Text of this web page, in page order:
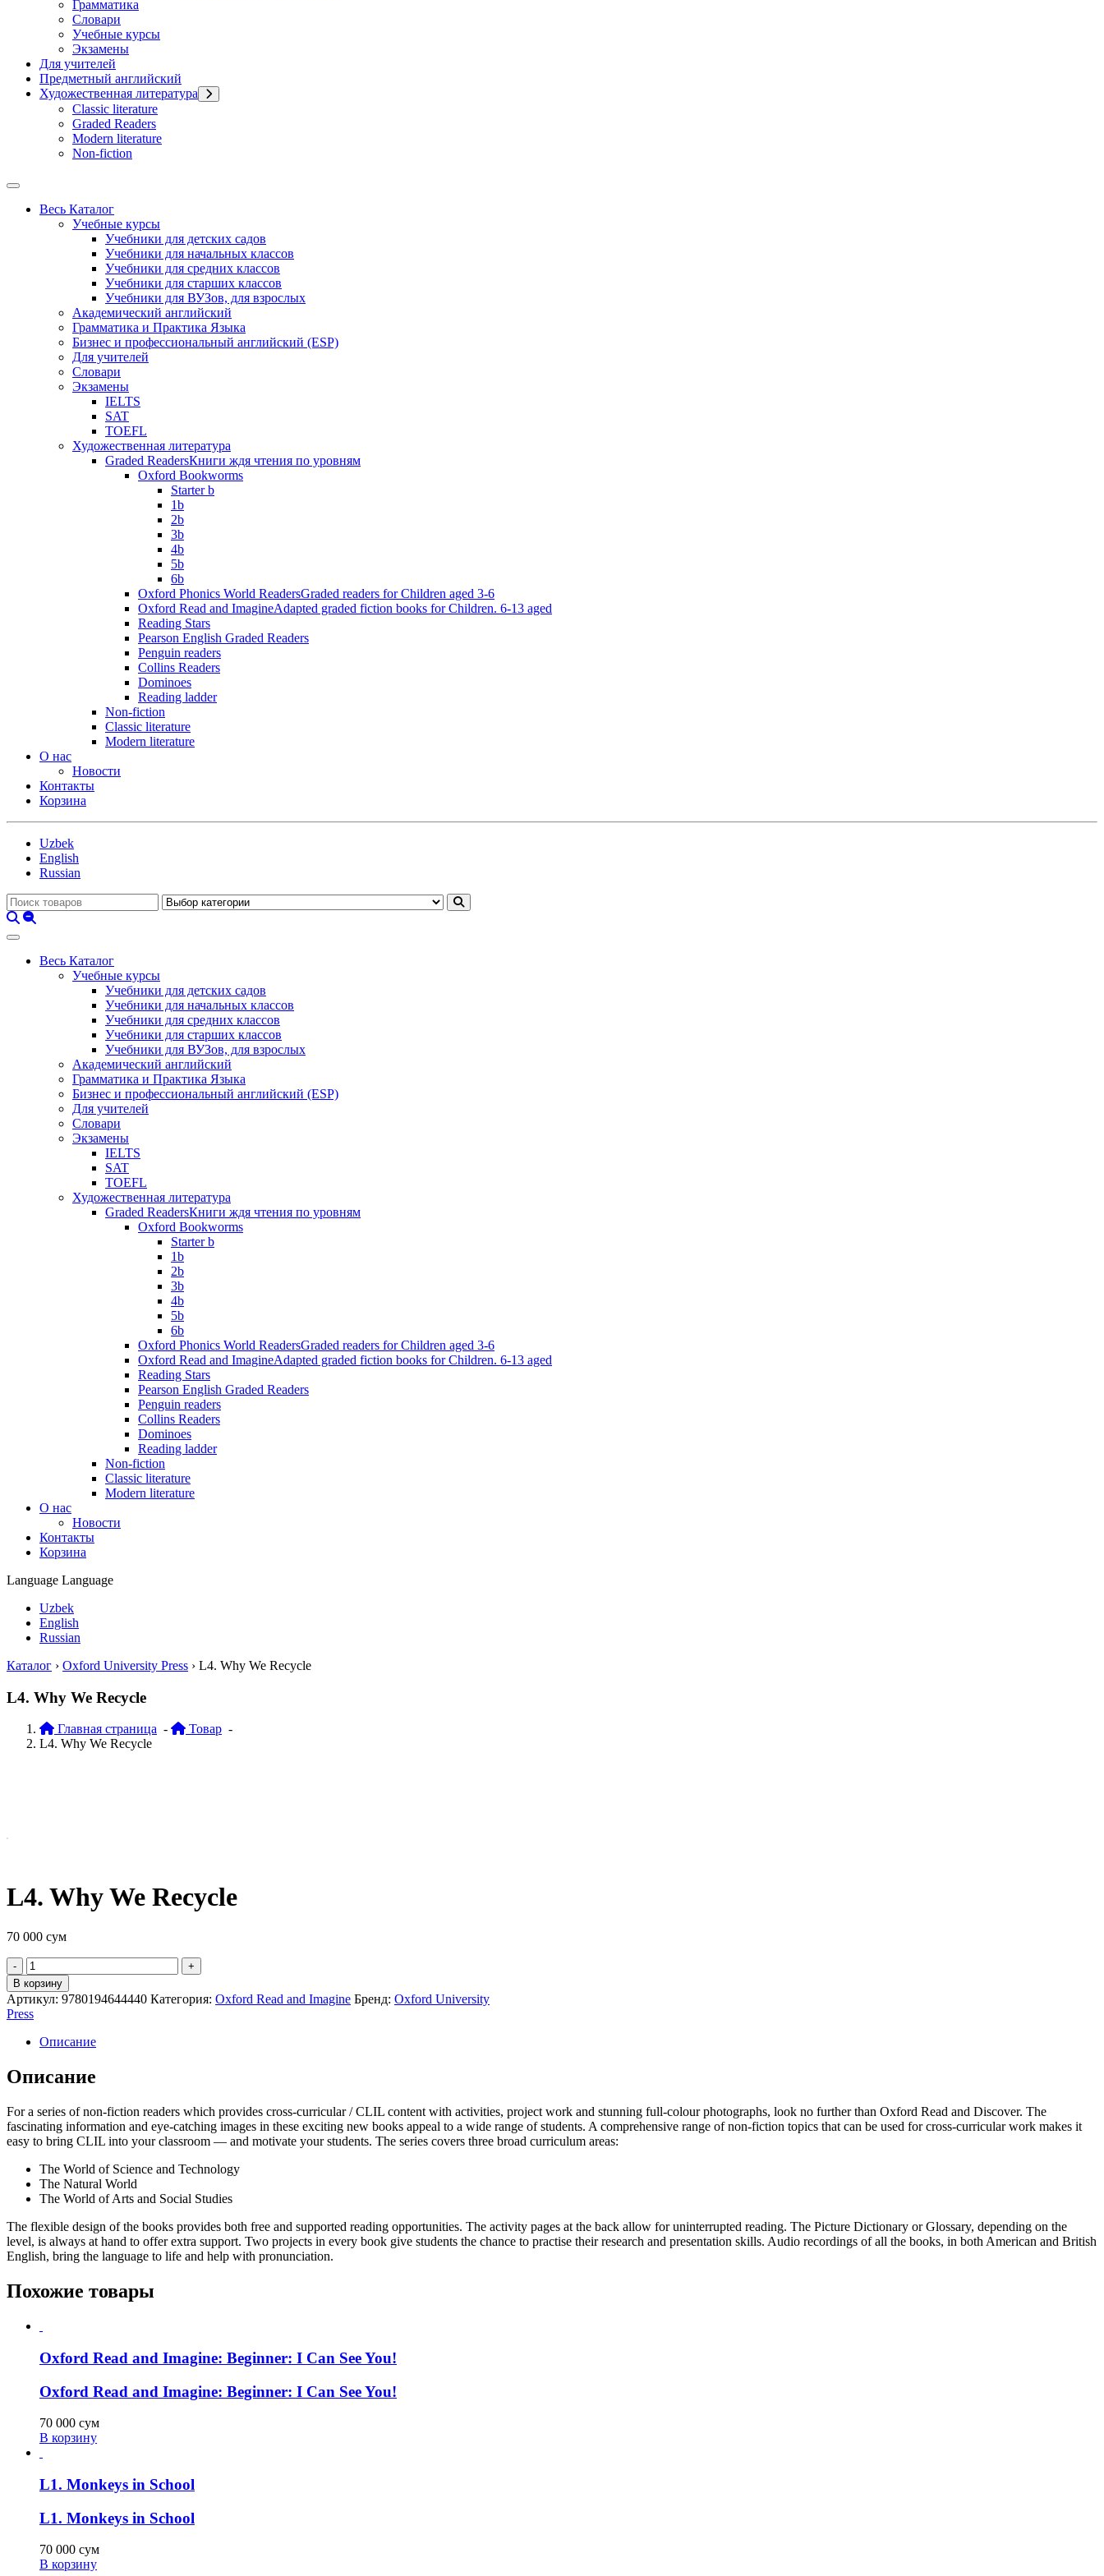
Грамматика
Словари
Учебные курсы
Экзамены
Для учителей
Предметный английский
Художественная литература
Classic literature
Graded Readers
Modern literature
Non-fiction
Весь Каталог
Учебные курсы
Учебники для детских садов
Учебники для начальных классов
Учебники для средних классов
Учебники для старших классов
Учебники для ВУЗов, для взрослых
Академический английский
Грамматика и Практика Языка
Бизнес и профессиональный английский (ESP)
Для учителей
Словари
Экзамены
IELTS
SAT
TOEFL
Художественная литература
Graded ReadersКниги ждя чтения по уровням
Oxford Bookworms
Starter b
1b
2b
3b
4b
5b
6b
Oxford Phonics World ReadersGraded readers for Children aged 3-6
Oxford Read and ImagineAdapted graded fiction books for Children. 6-13 aged
Reading Stars
Pearson English Graded Readers
Penguin readers
Collins Readers
Dominoes
Reading ladder
Non-fiction
Classic literature
Modern literature
О нас
Новости
Контакты
Корзина
Uzbek
English
Russian
Весь Каталог
Учебные курсы
Учебники для детских садов
Учебники для начальных классов
Учебники для средних классов
Учебники для старших классов
Учебники для ВУЗов, для взрослых
Академический английский
Грамматика и Практика Языка
Бизнес и профессиональный английский (ESP)
Для учителей
Словари
Экзамены
IELTS
SAT
TOEFL
Художественная литература
Graded ReadersКниги ждя чтения по уровням
Oxford Bookworms
Starter b
1b
2b
3b
4b
5b
6b
Oxford Phonics World ReadersGraded readers for Children aged 3-6
Oxford Read and ImagineAdapted graded fiction books for Children. 6-13 aged
Reading Stars
Pearson English Graded Readers
Penguin readers
Collins Readers
Dominoes
Reading ladder
Non-fiction
Classic literature
Modern literature
О нас
Новости
Контакты
Корзина
Language Language
Uzbek
English
Russian
Каталог › Oxford University Press › L4. Why We Recycle
L4. Why We Recycle
Главная страница - Товар -
L4. Why We Recycle
L4. Why We Recycle
70 000 сум
Quantity
В корзину
Артикул: 9780194644440 Категория: Oxford Read and Imagine Бренд: Oxford University
Press
Описание
Описание
For a series of non-fiction readers which provides cross-curricular / CLIL content with activities, project work and stunning full-colour photographs, look no further than Oxford Read and Discover. The
fascinating information and eye-catching images in these exciting new books appeal to a wide range of students. A comprehensive range of non-fiction topics that can be used for cross-curricular work makes it
easy to bring CLIL into your classroom — and motivate your students. The series covers three broad curriculum areas:
The World of Science and Technology
The Natural World
The World of Arts and Social Studies
The flexible design of the books provides both free and supported reading opportunities. The activity pages at the back allow for uninterrupted reading. The Picture Dictionary or Glossary, depending on the
level, is always at hand to offer extra support. Two projects in every book give students the chance to practise their research and presentation skills. Audio recordings of all the books, in both American and British
English, bring the language to life and help with pronunciation.
Похожие товары
Oxford Read and Imagine: Beginner: I Can See You!
Oxford Read and Imagine: Beginner: I Can See You!
70 000 сум
В корзину
L1. Monkeys in School
L1. Monkeys in School
70 000 сум
В корзину